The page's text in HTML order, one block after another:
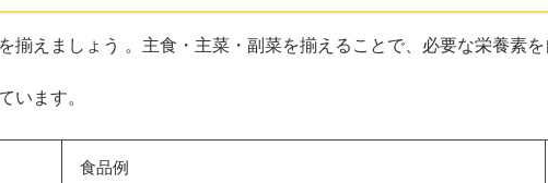
えましょう 。主食・主菜・副菜を揃えることで、必要な栄養素
います。
食品例